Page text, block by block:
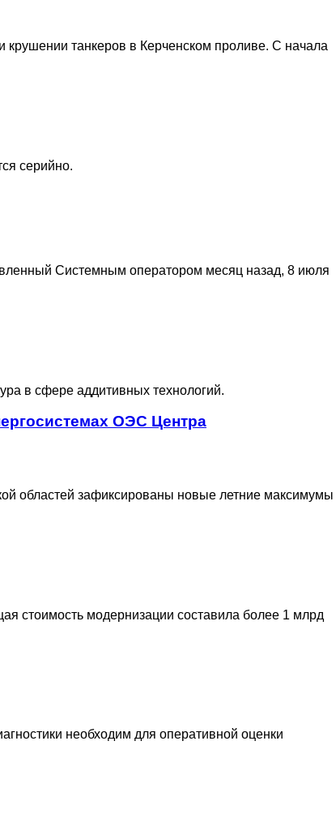
крушении танкеров в Керченском проливе. С начала
серийно.
Системным оператором месяц назад, 8 июля
в сфере аддитивных технологий.
ОЭС Центра
областей зафиксированы новые летние максимумы
стоимость модернизации составила более 1 млрд
необходим для оперативной оценки